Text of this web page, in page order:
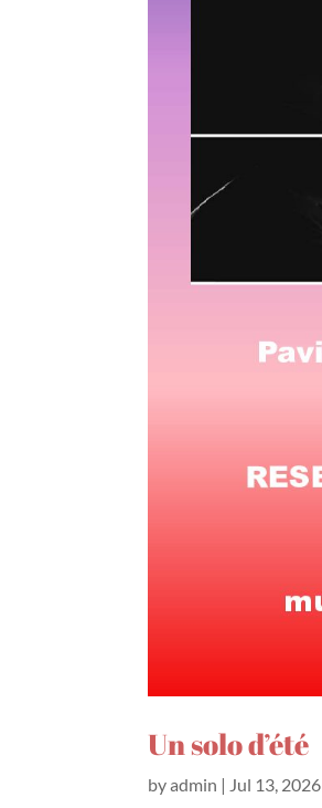
Un solo d’été
byadmin | Jul 13, 2026